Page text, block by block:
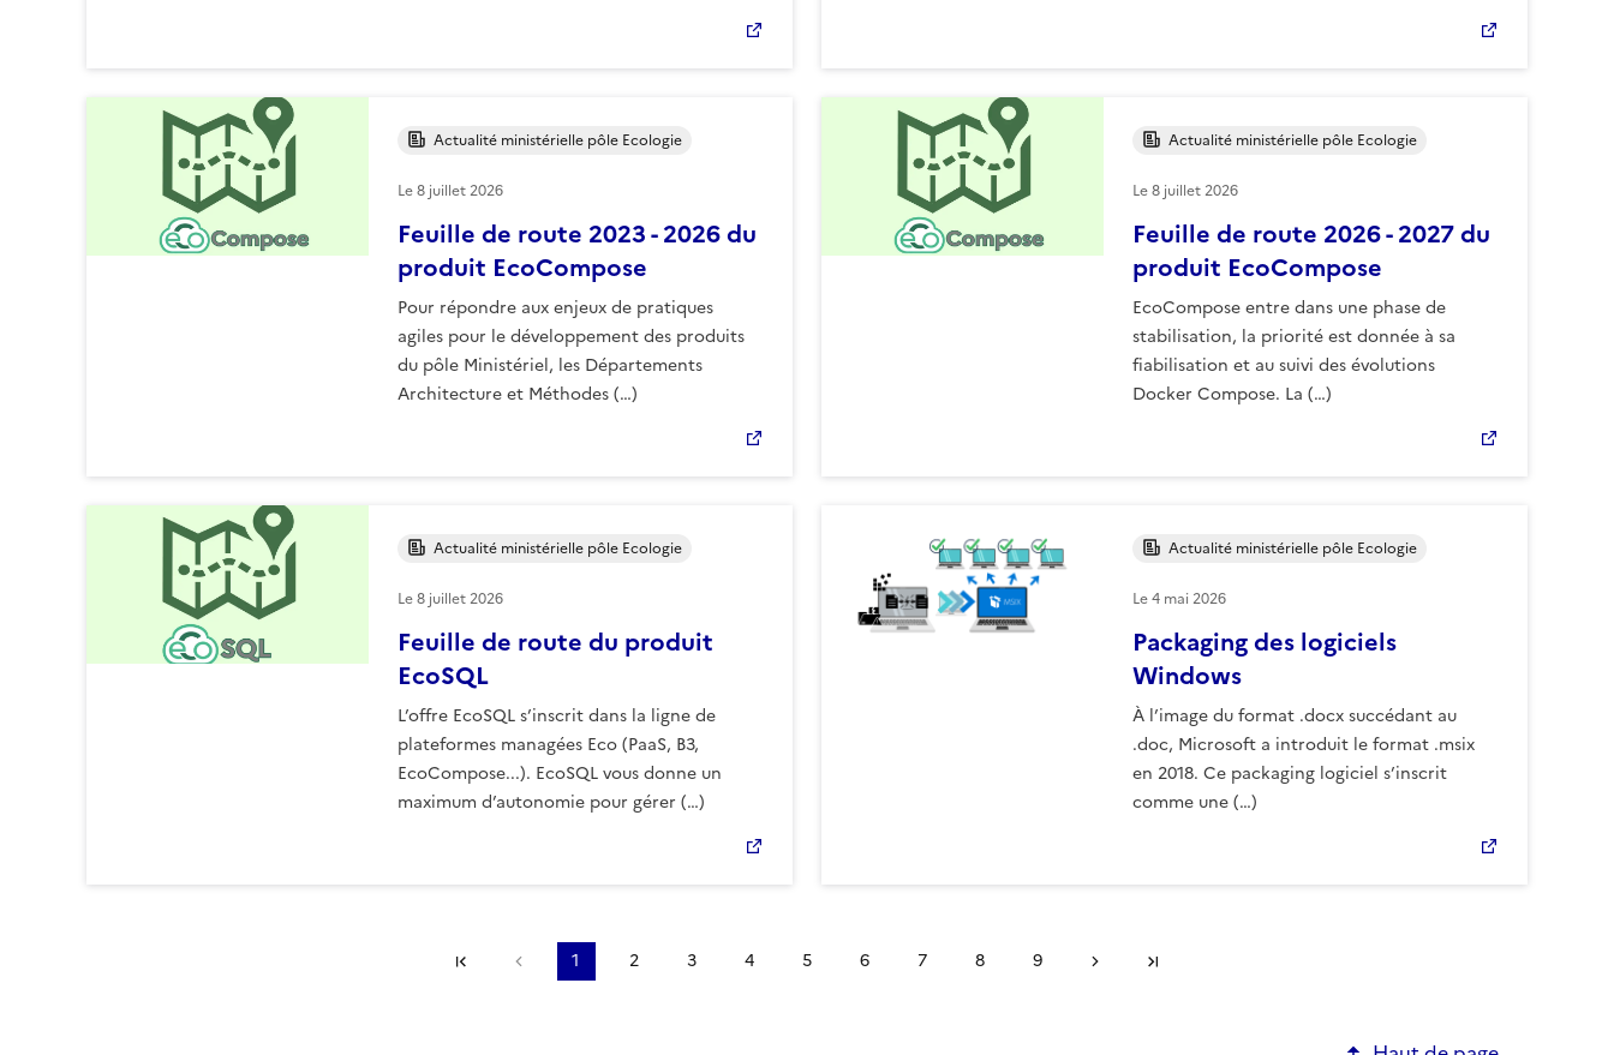
Feuille de route 2023 - 2026 du
produit EcoCompose
Pour répondre aux enjeux de pratiques
agiles pour le développement des produits
du pôle Ministériel, les Départements
Architecture et Méthodes (…)
Actualité ministérielle pôle Ecologie
Le8 juillet 2026
Feuille de route 2026 - 2027 du
produit EcoCompose
EcoCompose entre dans une phase de
stabilisation, la priorité est donnée à sa
fiabilisation et au suivi des évolutions
Docker Compose. La (…)
Actualité ministérielle pôle Ecologie
Le8 juillet 2026
Feuille de route du produit
EcoSQL
L’offre EcoSQL s’inscrit dans la ligne de
plateformes managées Eco (PaaS, B3,
EcoCompose...). EcoSQL vous donne un
maximum d’autonomie pour gérer (…)
Actualité ministérielle pôle Ecologie
Le8 juillet 2026
Packaging des logiciels
Windows
À l’image du format .docx succédant au
.doc, Microsoft a introduit le format .msix
en 2018. Ce packaging logiciel s’inscrit
comme une (…)
Actualité ministérielle pôle Ecologie
Le4 mai 2026
Première pagePage précédente
1 2 3 4 5 6 7 8 9 Page suivante